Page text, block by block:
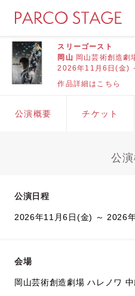
スリーゴースト
岡山 岡山芸術創造劇
2026年11月6日(金)
作品詳細はこちら
公演概要 チケット
公
公演日程
2026年11月6日(金) ～ 2026
会場
岡山芸術創造劇場 ハレノワ